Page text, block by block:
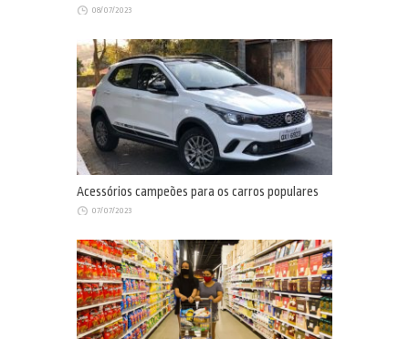
08/07/2023
Acessórios campeões para os carros populares
07/07/2023